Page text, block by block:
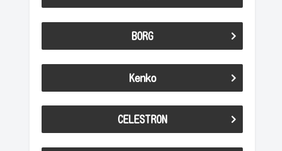
BORG
Kenko
CELESTRON